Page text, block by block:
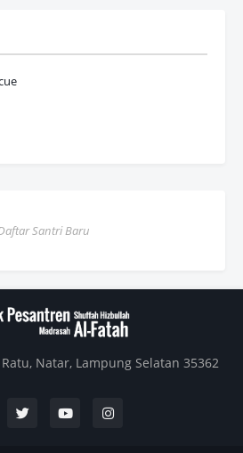
Santri Baru
Natar, Lampung Selatan 35362